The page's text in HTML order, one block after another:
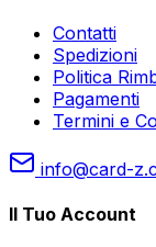
Contatti
Spedizioni
Politica
Pagamenti
Termini e
info@card-
Il Tuo Account